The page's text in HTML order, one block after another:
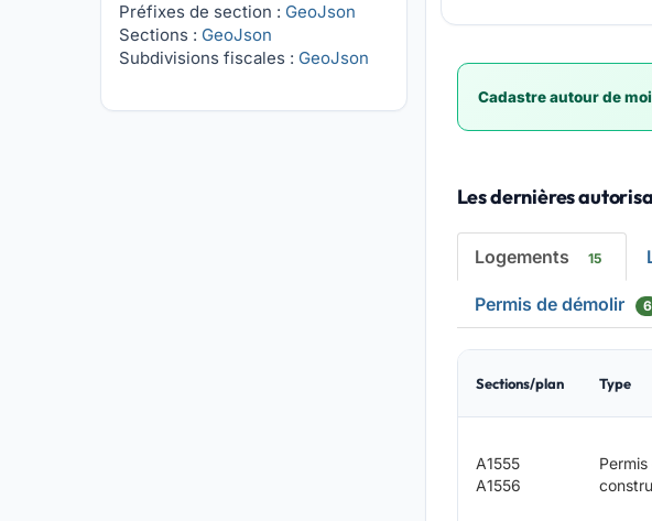
Préfixes de section : GeoJson
Sections : GeoJson
Subdivisions fiscales : GeoJson
Cadastre autour de moi
Les dernières
Logements 15
Permis de démolir 6
Sections/plan Type
A1555
A1556
Permis